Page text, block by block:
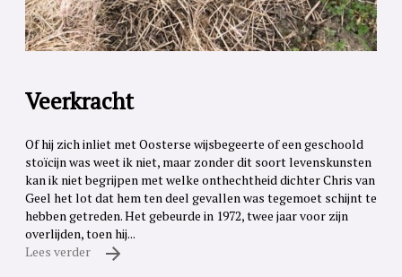
Veerkracht
Of hij zich inliet met Oosterse wijsbegeerte of een geschoold
stoïcijn was weet ik niet, maar zonder dit soort levenskunsten
kan ik niet begrijpen met welke onthechtheid dichter Chris van
Geel het lot dat hem ten deel gevallen was tegemoet schijnt te
hebben getreden. Het gebeurde in 1972, twee jaar voor zijn
overlijden, toen hij...
Lees verder